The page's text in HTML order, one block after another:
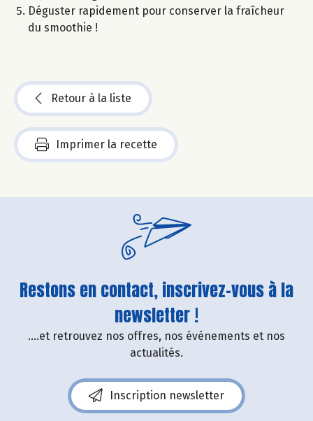
Déguster rapidement pour conserver la fraîcheur
du smoothie !
Retour à la liste
Imprimer la recette
Restons en contact, inscrivez-vous à la
newsletter !
....et retrouvez nos offres, nos événements et nos
actualités.
Inscription newsletter